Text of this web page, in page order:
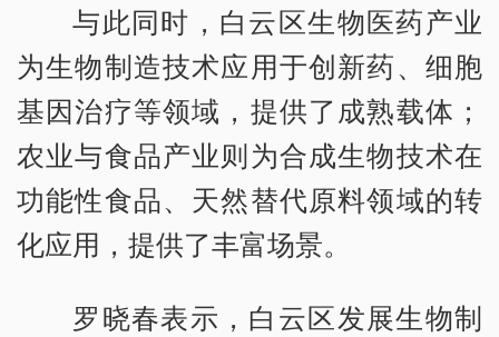
与此同时，白云区生物医药产业
为生物制造技术应用于创新药、细胞
基因治疗等领域，提供了成熟载体；
农业与食品产业则为合成生物技术在
功能性食品、天然替代原料领域的转
化应用，提供了丰富场景。
罗晓春表示，白云区发展生物制